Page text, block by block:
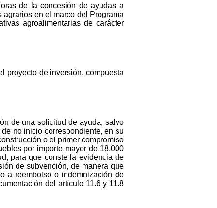
de la concesión de ayudas a
en el marco del Programa
agroalimentarias de carácter
proyecto de inversión, compuesta
de una solicitud de ayuda, salvo
no inicio correspondiente, en su
o el primer compromiso
por importe mayor de 18.000
para que conste la evidencia de
de subvención, de manera que
a reembolso o indemnización de
del artículo 11.6 y 11.8